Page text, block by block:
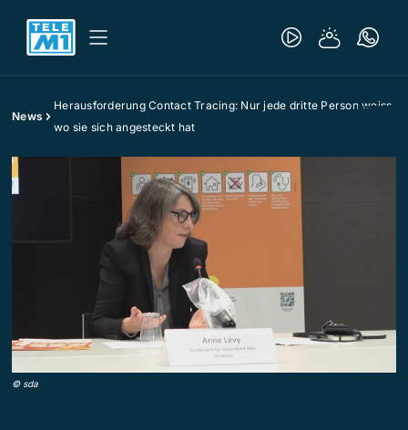
News
Herausforderung Contact Tracing: Nur jede dritte Person weiss,
wo sie sich angesteckt hat
© sda